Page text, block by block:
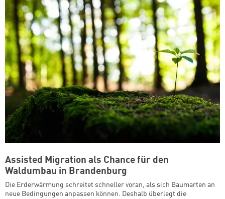
Assisted Migration als Chance für den
Waldumbau in Brandenburg
Die Erderwärmung schreitet schneller voran, als sich Baumarten an
neue Bedingungen anpassen können. Deshalb überlegt die